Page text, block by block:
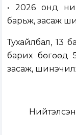
• 2026 онд
барьж, засаж
Тухайлбал, 13
барих бөгөөд
засаж,